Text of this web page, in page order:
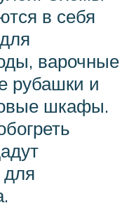
в себя
варочные
рубашки и
шкафы.